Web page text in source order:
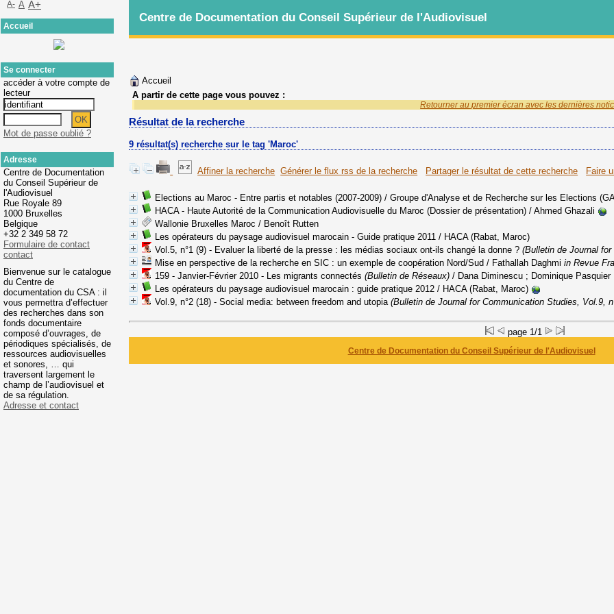
Accueil
A partir de cette page vous pouvez :
Retourner au premier écran avec les dernières
Résultat de la recherche
9 résultat(s) recherche sur le tag 'Maroc'
Affiner la recherche Générer le flux rss de la recherche Partager le résultat de cette recherche Faire
Elections au Maroc - Entre partis et notables (2007-2009) / Groupe d'Analyse et de Recherche sur les Elections
HACA - Haute Autorité de la Communication Audiovisuelle du Maroc (Dossier de présentation) / Ahmed Ghazali
Wallonie Bruxelles Maroc / Benoît Rutten
Les opérateurs du paysage audiovisuel marocain - Guide pratique 2011 / HACA (Rabat, Maroc)
Vol.5, n°1 (9) - Evaluer la liberté de la presse : les médias sociaux ont-ils changé la donne ? (Bulletin de Journal
Mise en perspective de la recherche en SIC : un exemple de coopération Nord/Sud / Fathallah Daghmi in Revue
159 - Janvier-Février 2010 - Les migrants connectés (Bulletin de Réseaux) / Dana Diminescu ; Dominique Pasquier
Les opérateurs du paysage audiovisuel marocain : guide pratique 2012 / HACA (Rabat, Maroc)
Vol.9, n°2 (18) - Social media: between freedom and utopia(Bulletin de Journal for Communication Studies, Vol.9,
page 1/1
Centre de Documentation du Conseil Supérieur de l'Audiovisuel
Centre de Documentation du Conseil Supérieur de l'Audiovisuel
A- A A+
Accueil
Se connecter
accéder à votre compte de
lecteur
Mot de passe oublié ?
Adresse
Centre de Documentation
du Conseil Supérieur de
l'Audiovisuel
Rue Royale 89
1000 Bruxelles
Belgique
+32 2 349 58 72
Formulaire de contact
contact
Bienvenue sur le catalogue
du Centre de
documentation du CSA : il
vous permettra d’effectuer
des recherches dans son
fonds documentaire
composé d’ouvrages, de
périodiques spécialisés, de
ressources audiovisuelles
et sonores, … qui
traversent largement le
champ de l’audiovisuel et
de sa régulation.
Adresse et contact